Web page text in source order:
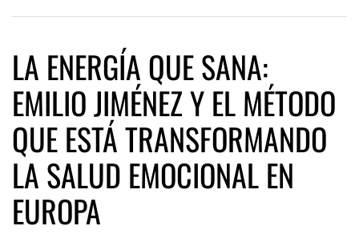
LA ENERGÍA QUE SANA:
EMILIO JIMÉNEZ Y EL MÉTODO
QUE ESTÁ TRANSFORMANDO
LA SALUD EMOCIONAL EN
EUROPA